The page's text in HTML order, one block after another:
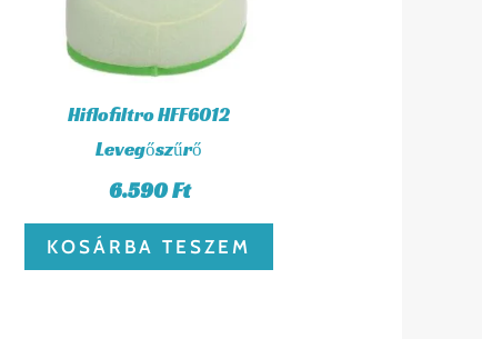
Hiflofiltro HFF6012
Levegőszűrő
6.590Ft
KOSÁRBA TESZEM